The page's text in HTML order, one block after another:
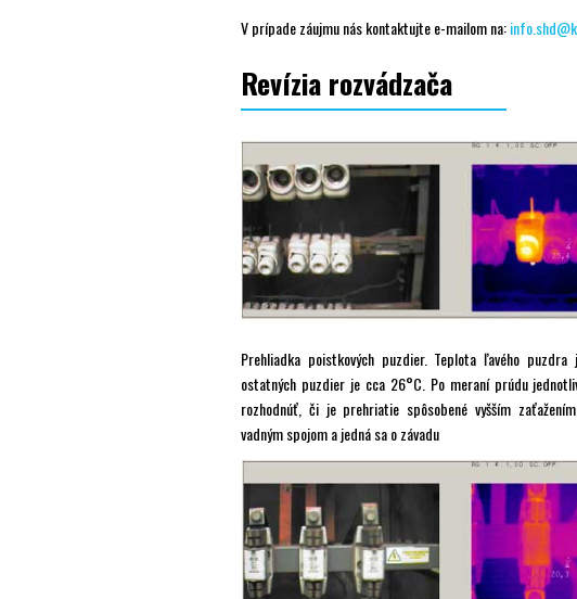
V prípade záujmu nás kontaktujte e-mailom na:
Revízia rozvádzača
Prehliadka poistkových puzdier. Teplota ľavého
ostatných puzdier je cca 26°C. Po meraní prúdu
rozhodnúť, či je prehriatie spôsobené vyšším
vadným spojom a jedná sa o závadu